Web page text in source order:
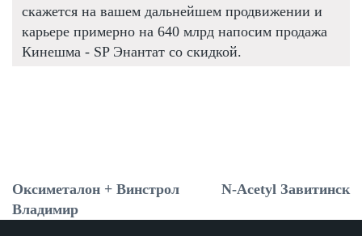
скажется на вашем дальнейшем продвижении и
карьере примерно на 640 млрд напосим продажа
Кинешма - SP Энантат со скидкой.
Оксиметалон + Винстрол
Владимир
N-Acetyl Завитинск